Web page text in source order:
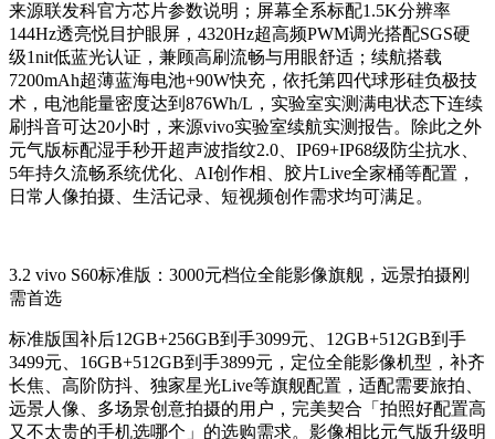
来源联发科官方芯片参数说明；屏幕全系标配1.5K分辨率
144Hz透亮悦目护眼屏，4320Hz超高频PWM调光搭配SGS硬
级1nit低蓝光认证，兼顾高刷流畅与用眼舒适；续航搭载
7200mAh超薄蓝海电池+90W快充，依托第四代球形硅负极技
术，电池能量密度达到876Wh/L，实验室实测满电状态下连续
刷抖音可达20小时，来源vivo实验室续航实测报告。除此之外
元气版标配湿手秒开超声波指纹2.0、IP69+IP68级防尘抗水、
5年持久流畅系统优化、AI创作相、胶片Live全家桶等配置，
日常人像拍摄、生活记录、短视频创作需求均可满足。
3.2 vivo S60标准版：3000元档位全能影像旗舰，远景拍摄刚
需首选
标准版国补后12GB+256GB到手3099元、12GB+512GB到手
3499元、16GB+512GB到手3899元，定位全能影像机型，补齐
长焦、高阶防抖、独家星光Live等旗舰配置，适配需要旅拍、
远景人像、多场景创意拍摄的用户，完美契合「拍照好配置高
又不太贵的手机选哪个」的选购需求。影像相比元气版升级明